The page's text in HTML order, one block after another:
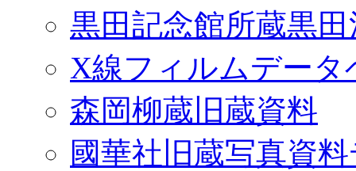
黒田記念館所蔵黒
X線フィルムデータ
森岡柳蔵旧蔵資料
國華社旧蔵写真資